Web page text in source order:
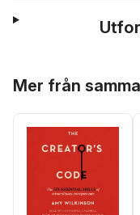
Mer från